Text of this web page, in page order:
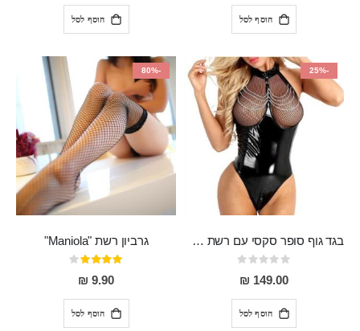
הוסף לסל הוסף לסל
-25%
בגד גוף סופר סקסי עם רשת שקופה בחזה ושרשרות מלמעלה וריצרץ מלמטה Pan במפשעה
Rating:
0%
149.00 ₪
הוסף לסל
-80%
גרביון רשת "Maniola"
דירוג:
80%
9.90 ₪
הוסף לסל